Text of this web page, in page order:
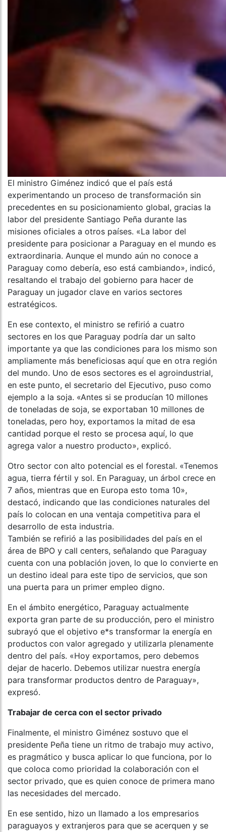
El ministro Giménez indicó que el país está
experimentando un proceso de transformación sin
precedentes en su posicionamiento global, gracias la
labor del presidente Santiago Peña durante las
misiones oficiales a otros países. «La labor del
presidente para posicionar a Paraguay en el mundo es
extraordinaria. Aunque el mundo aún no conoce a
Paraguay como debería, eso está cambiando», indicó,
resaltando el trabajo del gobierno para hacer de
Paraguay un jugador clave en varios sectores
estratégicos.
En ese contexto, el ministro se refirió a cuatro
sectores en los que Paraguay podría dar un salto
importante ya que las condiciones para los mismo son
ampliamente más beneficiosas aquí que en otra región
del mundo. Uno de esos sectores es el agroindustrial,
en este punto, el secretario del Ejecutivo, puso como
ejemplo a la soja. «Antes si se producían 10 millones
de toneladas de soja, se exportaban 10 millones de
toneladas, pero hoy, exportamos la mitad de esa
cantidad porque el resto se procesa aquí, lo que
agrega valor a nuestro producto», explicó.
Otro sector con alto potencial es el forestal. «Tenemos
agua, tierra fértil y sol. En Paraguay, un árbol crece en
7 años, mientras que en Europa esto toma 10»,
destacó, indicando que las condiciones naturales del
país lo colocan en una ventaja competitiva para el
desarrollo de esta industria.
También se refirió a las posibilidades del país en el
área de BPO y call centers, señalando que Paraguay
cuenta con una población joven, lo que lo convierte en
un destino ideal para este tipo de servicios, que son
una puerta para un primer empleo digno.
En el ámbito energético, Paraguay actualmente
exporta gran parte de su producción, pero el ministro
subrayó que el objetivo e*s transformar la energía en
productos con valor agregado y utilizarla plenamente
dentro del país. «Hoy exportamos, pero debemos
dejar de hacerlo. Debemos utilizar nuestra energía
para transformar productos dentro de Paraguay»,
expresó.
Trabajar de cerca con el sector privado
Finalmente, el ministro Giménez sostuvo que el
presidente Peña tiene un ritmo de trabajo muy activo,
es pragmático y busca aplicar lo que funciona, por lo
que coloca como prioridad la colaboración con el
sector privado, que es quien conoce de primera mano
las necesidades del mercado.
En ese sentido, hizo un llamado a los empresarios
paraguayos y extranjeros para que se acerquen y se